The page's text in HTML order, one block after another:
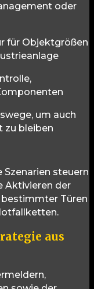
oder
für Objektgrößen
um auch
zu bleiben
Szenarien steuern
Aktivieren der
bestimmter Türen
aus